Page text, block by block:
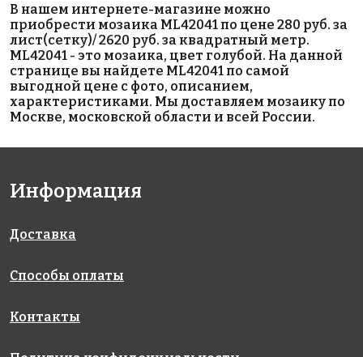
4450 руб./м²
5601 Sea Salt
38x38
на сетке
317x317
2800 руб./м²
AKS043
на сетке
300x300
2800 руб./м²
AKS047
на сетке
300x300
AKS030
В нашем интернете-магазине можно
приобрести мозаика ML42041 по цене 280 руб. за
лист(сетку)/ 2620 руб. за квадратный метр.
ML42041 - это мозаика, цвет голубой. На данной
странице вы найдете ML42041 по самой
выгодной цене с фото, описанием,
характеристиками. Мы доставляем мозаику по
Москве, московской области и всей России.
Информация
Доставка
Способы оплаты
Контакты